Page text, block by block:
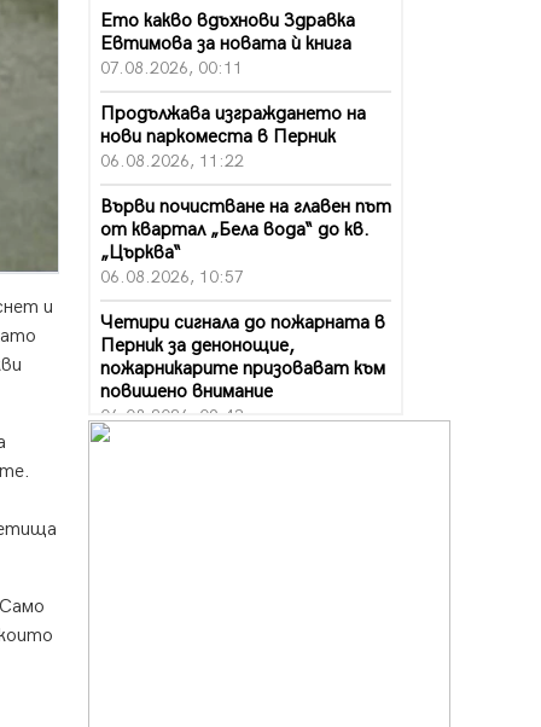
и
Ето какво вдъхнови Здравка
Евтимова за новата ѝ книга
07.08.2026, 00:11
Продължава изграждането на
нови паркоместа в Перник
06.08.2026, 11:22
Върви почистване на главен път
от квартал „Бела вода“ до кв.
„Църква“
06.08.2026, 10:57
Четири сигнала до пожарната в
Перник за денонощие,
пожарникарите призовават към
повишено внимание
06.08.2026, 09:43